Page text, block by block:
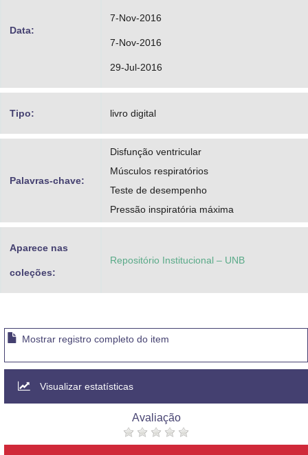
Data:
7-Nov-2016
7-Nov-2016
29-Jul-2016
Tipo: livro digital
Palavras-chave:
Disfunção ventricular
Músculos respiratórios
Teste de desempenho
Pressão inspiratória máxima
Aparece nas
coleções:
Repositório Institucional – UNB
Mostrar registro completo do item
Visualizar estatísticas
Avaliação